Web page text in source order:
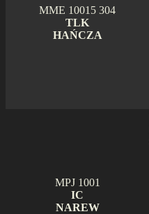
MME 10015 304
TLK
HAŃCZA
MPJ 1001
IC
NAREW